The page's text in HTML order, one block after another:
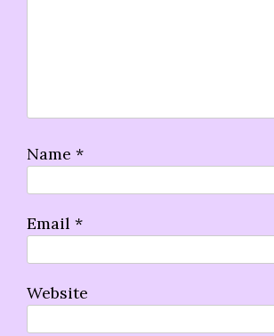
Name *
Email *
Website